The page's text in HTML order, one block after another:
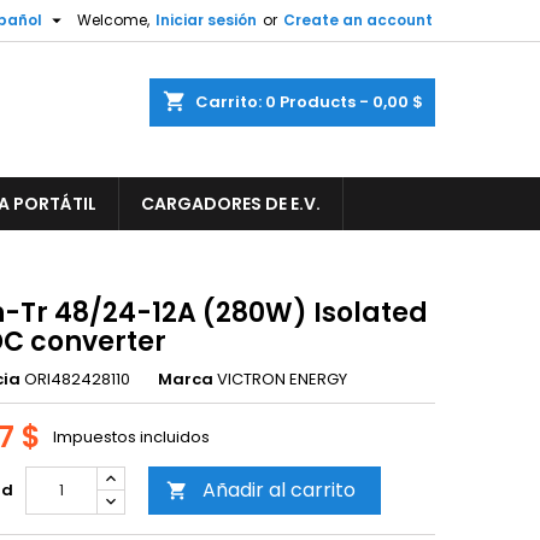
Welcome, Iniciar sesión or Create an account

shopping_cart Carrito: 0 Products - 0,00 $
PORTÁTIL CARGADORES DE E.V.
Tr 48/24-12A (280W) Isolated
converter
ORI482428110 Marca VICTRON ENERGY
$ Impuestos incluidos
 Añadir al carrito